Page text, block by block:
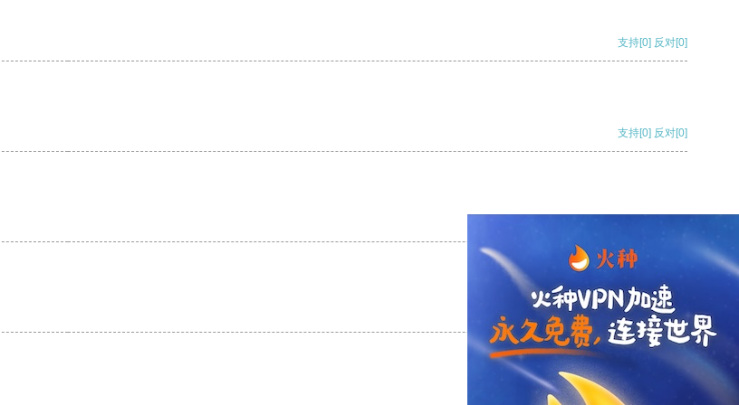
支持[0] 反对[0]
支持[0] 反对[0]
支持 [0] 反对[0]